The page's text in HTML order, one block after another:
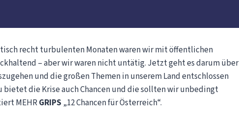
recht turbulenten Monaten waren wir mit öffentlichen
– aber wir waren nicht untätig. Jetzt geht es darum über
und die großen Themen in unserem Land entschlossen
bietet die Krise auch Chancen und die sollten wir unbedingt
MEHRGRIPS „12 Chancen für Österreich“.